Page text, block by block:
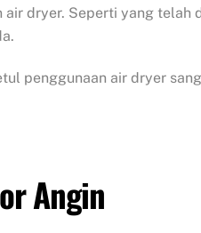
air dryer. Seperti yang telah
penggunaan air dryer
Angin